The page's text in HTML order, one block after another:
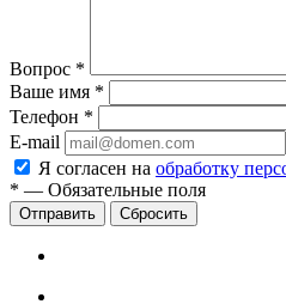
Вопрос *
Ваше имя *
Телефон *
E-mail
Я согласен на обработку
* — Обязательные поля
Сбросить